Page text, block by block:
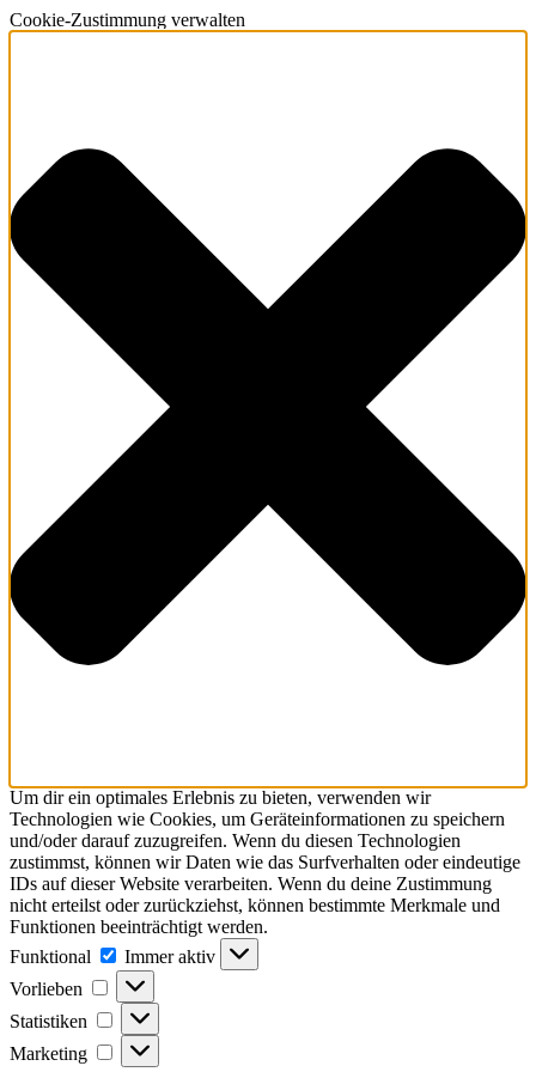
Cookie-Zustimmung verwalten
Um dir ein optimales Erlebnis zu bieten, verwenden wir
Technologien wie Cookies, um Geräteinformationen zu speichern
und/oder darauf zuzugreifen. Wenn du diesen Technologien
zustimmst, können wir Daten wie das Surfverhalten oder eindeutige
IDs auf dieser Website verarbeiten. Wenn du deine Zustimmung
nicht erteilst oder zurückziehst, können bestimmte Merkmale und
Funktionen beeinträchtigt werden.
Funktional
Immer aktiv
Vorlieben
Statistiken
Marketing